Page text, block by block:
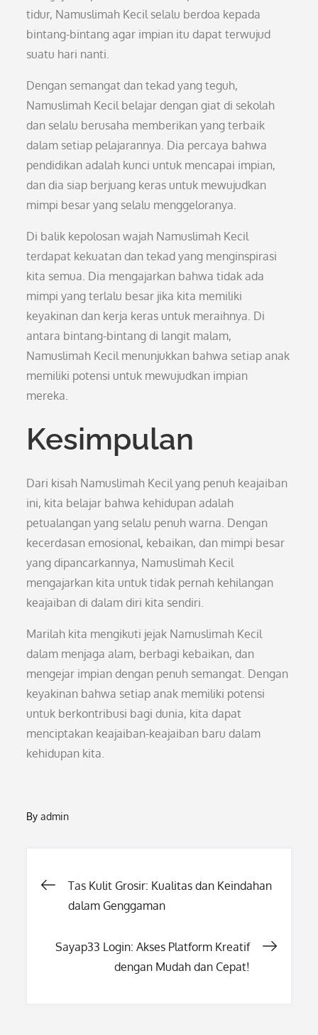
tidur, Namuslimah Kecil selalu berdoa kepada
bintang-bintang agar impian itu dapat terwujud
suatu hari nanti.
Dengan semangat dan tekad yang teguh,
Namuslimah Kecil belajar dengan giat di sekolah
dan selalu berusaha memberikan yang terbaik
dalam setiap pelajarannya. Dia percaya bahwa
pendidikan adalah kunci untuk mencapai impian,
dan dia siap berjuang keras untuk mewujudkan
mimpi besar yang selalu menggeloranya.
Di balik kepolosan wajah Namuslimah Kecil
terdapat kekuatan dan tekad yang menginspirasi
kita semua. Dia mengajarkan bahwa tidak ada
mimpi yang terlalu besar jika kita memiliki
keyakinan dan kerja keras untuk meraihnya. Di
antara bintang-bintang di langit malam,
Namuslimah Kecil menunjukkan bahwa setiap anak
memiliki potensi untuk mewujudkan impian
mereka.
Kesimpulan
Dari kisah Namuslimah Kecil yang penuh keajaiban
ini, kita belajar bahwa kehidupan adalah
petualangan yang selalu penuh warna. Dengan
kecerdasan emosional, kebaikan, dan mimpi besar
yang dipancarkannya, Namuslimah Kecil
mengajarkan kita untuk tidak pernah kehilangan
keajaiban di dalam diri kita sendiri.
Marilah kita mengikuti jejak Namuslimah Kecil
dalam menjaga alam, berbagi kebaikan, dan
mengejar impian dengan penuh semangat. Dengan
keyakinan bahwa setiap anak memiliki potensi
untuk berkontribusi bagi dunia, kita dapat
menciptakan keajaiban-keajaiban baru dalam
kehidupan kita.
Byadmin
Post
Tas Kulit Grosir: Kualitas dan Keindahan
dalam Genggaman
Sayap33 Login: Akses Platform Kreatif
dengan Mudah dan Cepat!